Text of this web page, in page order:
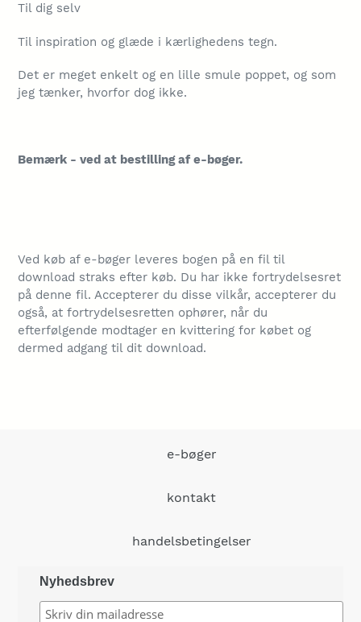
Til dig selv
Til inspiration og glæde i kærlighedens tegn.
Det er meget enkelt og en lille smule poppet, og som
jeg tænker, hvorfor dog ikke.
Bemærk - ved at bestilling af e-bøger.
Ved køb af e-bøger leveres bogen på en fil til
download straks efter køb. Du har ikke fortrydelsesret
på denne fil. Accepterer du disse vilkår, accepterer du
også, at fortrydelsesretten ophører, når du
efterfølgende modtager en kvittering for købet og
dermed adgang til dit download.
e-bøger
kontakt
handelsbetingelser
Nyhedsbrev